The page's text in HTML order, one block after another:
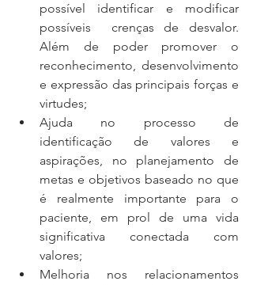
possível identificar e modificar
possíveis  crenças de desvalor.
Além de poder promover o
reconhecimento, desenvolvimento
e expressão das principais forças e
virtudes;
Ajuda no processo de
identificação de valores e
aspirações, no planejamento de
metas e objetivos baseado no que
é realmente importante para o
paciente, em prol de uma vida
significativa conectada com
valores;
Melhoria nos relacionamentos